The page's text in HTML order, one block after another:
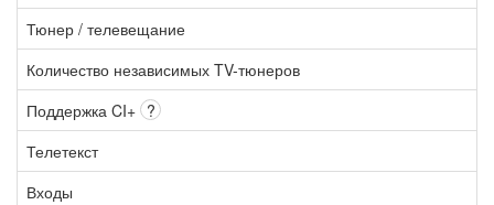
Тюнер / телевещание
Количество независимых TV-тюнеров
Поддержка CI+ ?
Телетекст
Входы